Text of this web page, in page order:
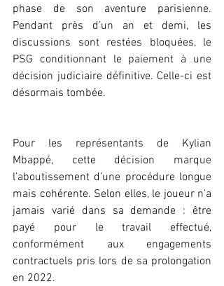
phase de son aventure parisienne.
Pendant près d’un an et demi, les
discussions sont restées bloquées, le
PSG conditionnant le paiement à une
décision judiciaire définitive. Celle-ci est
désormais tombée.
Pour les représentants de Kylian
Mbappé, cette décision marque
l’aboutissement d’une procédure longue
mais cohérente. Selon elles, le joueur n’a
jamais varié dans sa demande : être
payé pour le travail effectué,
conformément aux engagements
contractuels pris lors de sa prolongation
en 2022.